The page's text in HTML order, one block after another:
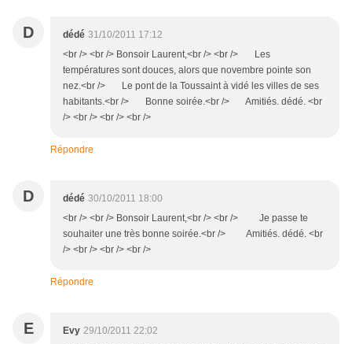
D dédé 31/10/2011 17:12
<br /> <br /> Bonsoir Laurent,<br /> <br /> Les
températures sont douces, alors que novembre pointe son
nez.<br /> Le pont de la Toussaint à vidé les villes de ses
habitants.<br /> Bonne soirée.<br /> Amitiés. dédé. <br
/> <br /> <br /> <br />
Répondre
D dédé 30/10/2011 18:00
<br /> <br /> Bonsoir Laurent,<br /> <br /> Je passe te
souhaiter une très bonne soirée.<br /> Amitiés. dédé. <br
/> <br /> <br /> <br />
Répondre
E Evy 29/10/2011 22:02